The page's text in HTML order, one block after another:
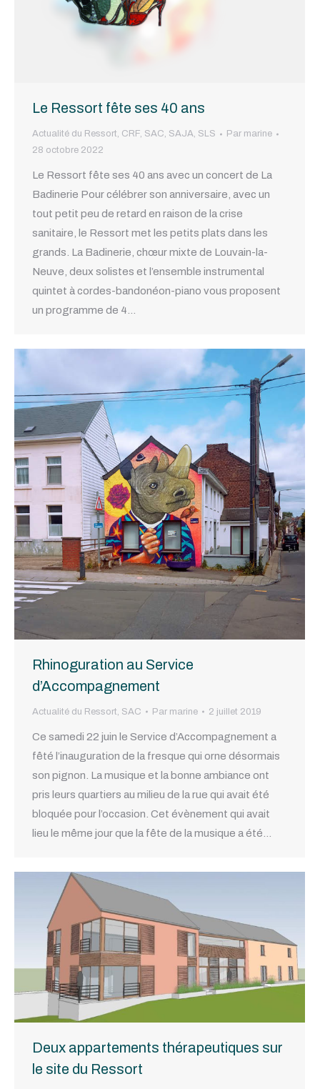
Le Ressort fête ses 40 ans
Actualité du Ressort, CRF, SAC, SAJA, SLS Par marine
28 octobre 2022
Le Ressort fête ses 40 ans avec un concert de La
Badinerie Pour célébrer son anniversaire, avec un
tout petit peu de retard en raison de la crise
sanitaire, le Ressort met les petits plats dans les
grands. La Badinerie, chœur mixte de Louvain-la-
Neuve, deux solistes et l’ensemble instrumental
quintet à cordes-bandonéon-piano vous proposent
un programme de 4…
Rhinoguration au Service
d’Accompagnement
Actualité du Ressort SAC Par marine 2 juillet 2019
Ce samedi 22 juin le Service d’Accompagnement a
fêté l’inauguration de la fresque qui orne désormais
son pignon. La musique et la bonne ambiance ont
pris leurs quartiers au milieu de la rue qui avait été
bloquée pour l’occasion. Cet évènement qui avait
lieu le même jour que la fête de la musique a été…
Deux appartements thérapeutiques sur
le site du Ressort